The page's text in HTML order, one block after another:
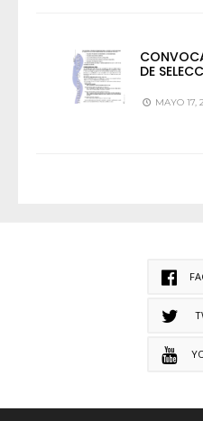
DE
MAYO 17,